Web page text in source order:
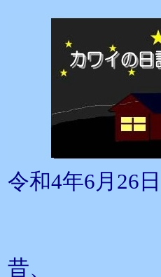
令和4年6月26日
昔、